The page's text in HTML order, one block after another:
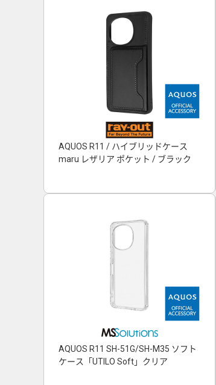
AQUOS R11 / ハイブリッドケース
maru レザリア ポケット / ブラック
AQUOS R11 SH-51G/SH-M35 ソフト
ケース「UTILO Soft」クリア